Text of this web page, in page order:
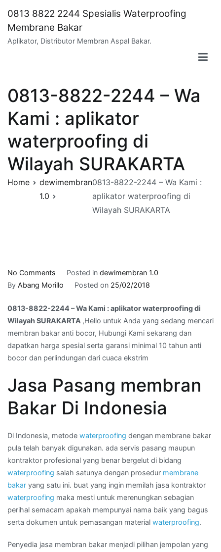
content
0813 8822 2244 Spesialis Waterproofing
Membrane Bakar
Aplikator, Distributor Membran Aspal Bakar.
0813-8822-2244 – Wa
Kami : aplikator
waterproofing di
Wilayah SURAKARTA
Home
dewimembran
1.0
0813-8822-2244 – Wa Kami :
aplikator waterproofing di
Wilayah SURAKARTA
No Comments
0813-
2244
–
Wa
Kami
:
waterproofing
Wilayah
Posted in dewimembran 1.0
By Abang Morillo Posted on 25/02/2018
0813-8822-2244 – Wa Kami : aplikator waterproofing di
Wilayah SURAKARTA ,Hello untuk Anda yang sedang mencari
membran bakar anti bocor, Hubungi Kami sekarang dan
dapatkan harga spesial serta garansi minimal 10 tahun anti
bocor dan perlindungan dari cuaca ekstrim
Jasa Pasang membran
Bakar Di Indonesia
Di Indonesia, metode waterproofing dengan membrane bakar
pula telah banyak digunakan. ada servis pasang maupun
kontraktor profesional yang benar bergelut di bidang
waterproofing salah satunya dengan prosedur membrane
bakar yang satu ini. buat yang ingin memilah jasa kontraktor
waterproofing maka mesti untuk merenungkan sebagian
perihal semacam apakah mempunyai nama baik yang bagus
serta dokumen untuk pemasangan material waterproofing.
Penyedia jasa membran bakar menjadi pilihan jempolan yang